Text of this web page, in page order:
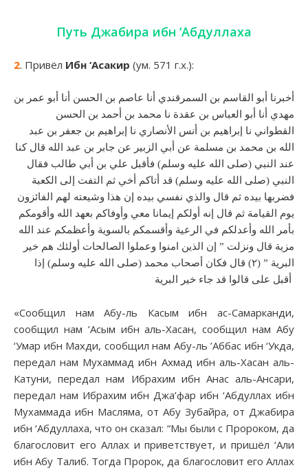
Путь Джабира ибн ‘Абдуллаха
2. Привёл Ибн ‘Асакир (ум. 571 г.х.):
أخبرنا أبو القاسم بن السمرقندي أنا عاصم بن الحسن أنا أبو عمر بن
مهدي أنا أبو العباس بن عقدة نا محمد بن أحمد بن الحسن
القطواني نا إبراهيم بن أنس الأنصاري نا إبراهيم بن جعفر بن عبد
الله بن محمد بن مسلمة عن أبي الزبير عن جابر بن عبد الله قال كنا
عند النبي (صلى الله عليه وسلم) فأقبل علي بن أبي طالب فقال
النبي (صلى الله عليه وسلم) قد أتاكم أخي ثم التفت إلى الكعبة
فضربها بيده ثم قال والذي نفسي بيده إن هذا وشيعته لهم الفائزون
يوم القيامة ثم قال إنه أولكم إيمانا معي وأوفاكم بعهد الله وأقومكم
بأمر الله وأعدلكم في الرعية وأقسمكم بالسوية وأعظمكم عند الله
مزية قال ونزلت ” إن الذين امنوا وعملوا الصالحات أولئك هم خير
البرية ” (٢) قال فكان أصحاب محمد (صلى الله عليه وسلم) إذا
«Сообщил нам Абу-ль Касым ибн ас-Самарканди,
сообщил нам ’Асым ибн аль-Хасан, сообщил нам Абу
‘Умар ибн Махди, сообщил нам Абу-ль ’Аббас ибн ‘Укда,
передал нам Мухаммад ибн Ахмад ибн аль-Хасан аль-
Катуни, передал нам Ибрахим ибн Анас аль-Ансари,
передал нам Ибрахим ибн Джа’фар ибн ‘Абдуллах ибн
Мухаммада ибн Масляма, от Абу Зубайра, от Джабира
ибн ‘Абдуллаха, что он сказал: “Мы были с Пророком, да
благословит его Аллах и приветствует, и пришёл ‘Али
ибн Абу Талиб. Тогда Пророк, да благословит его Аллах